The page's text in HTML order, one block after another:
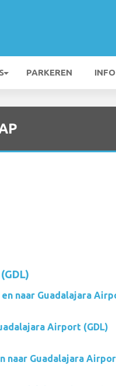
PARKEREN
naar Guadalajara
Airport (GDL)
naar Guadalajara